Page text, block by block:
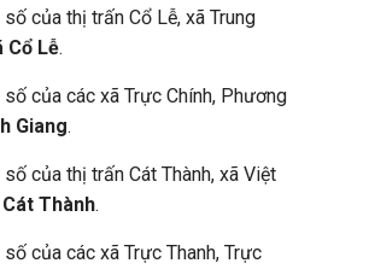
của thị trấn Cổ Lễ, xã Trung
Cổ Lễ.
của các xã Trực Chính, Phương
Giang.
của thị trấn Cát Thành, xã Việt
Thành.
của các xã Trực Thanh, Trực